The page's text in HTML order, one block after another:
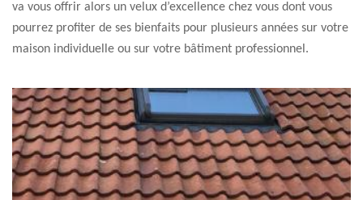
va vous offrir alors un velux d’excellence chez vous dont vous
pourrez profiter de ses bienfaits pour plusieurs années sur votre
maison individuelle ou sur votre bâtiment professionnel.